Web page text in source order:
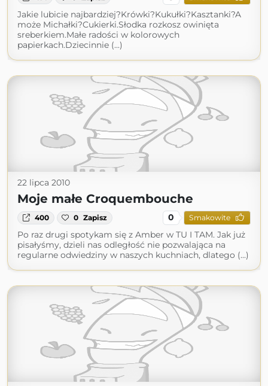
Jakie lubicie najbardziej?Krówki?Kukułki?Kasztanki?A
może Michałki?Cukierki.Słodka rozkosz owinięta
sreberkiem.Małe radości w kolorowych
papierkach.Dziecinnie (...)
22 lipca 2010
Moje małe Croquembouche
400 0 Zapisz 0 Smakowite
Po raz drugi spotykam się z Amber w TU I TAM. Jak już
pisałyśmy, dzieli nas odległość nie pozwalająca na
regularne odwiedziny w naszych kuchniach, dlatego (...)